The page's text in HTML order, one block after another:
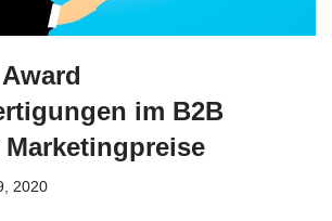
im B2B
2020